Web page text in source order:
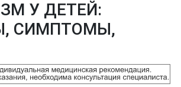
У ДЕТЕЙ:
СИМПТОМЫ,